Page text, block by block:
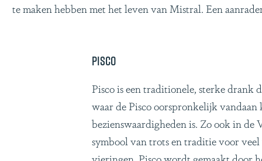
te maken hebben met het leven van Mistral. Een
Pisco
Pisco is een traditionele, sterke
waar de Pisco oorspronkelijk
bezienswaardigheden is. Zo ook in de
symbool van trots en traditie voor